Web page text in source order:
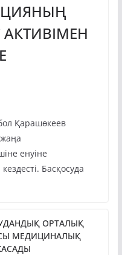
Қарашөкеев
енуіне
Басқосуда
ОРТАЛЫҚ
МЕДИЦИНАЛЫҚ